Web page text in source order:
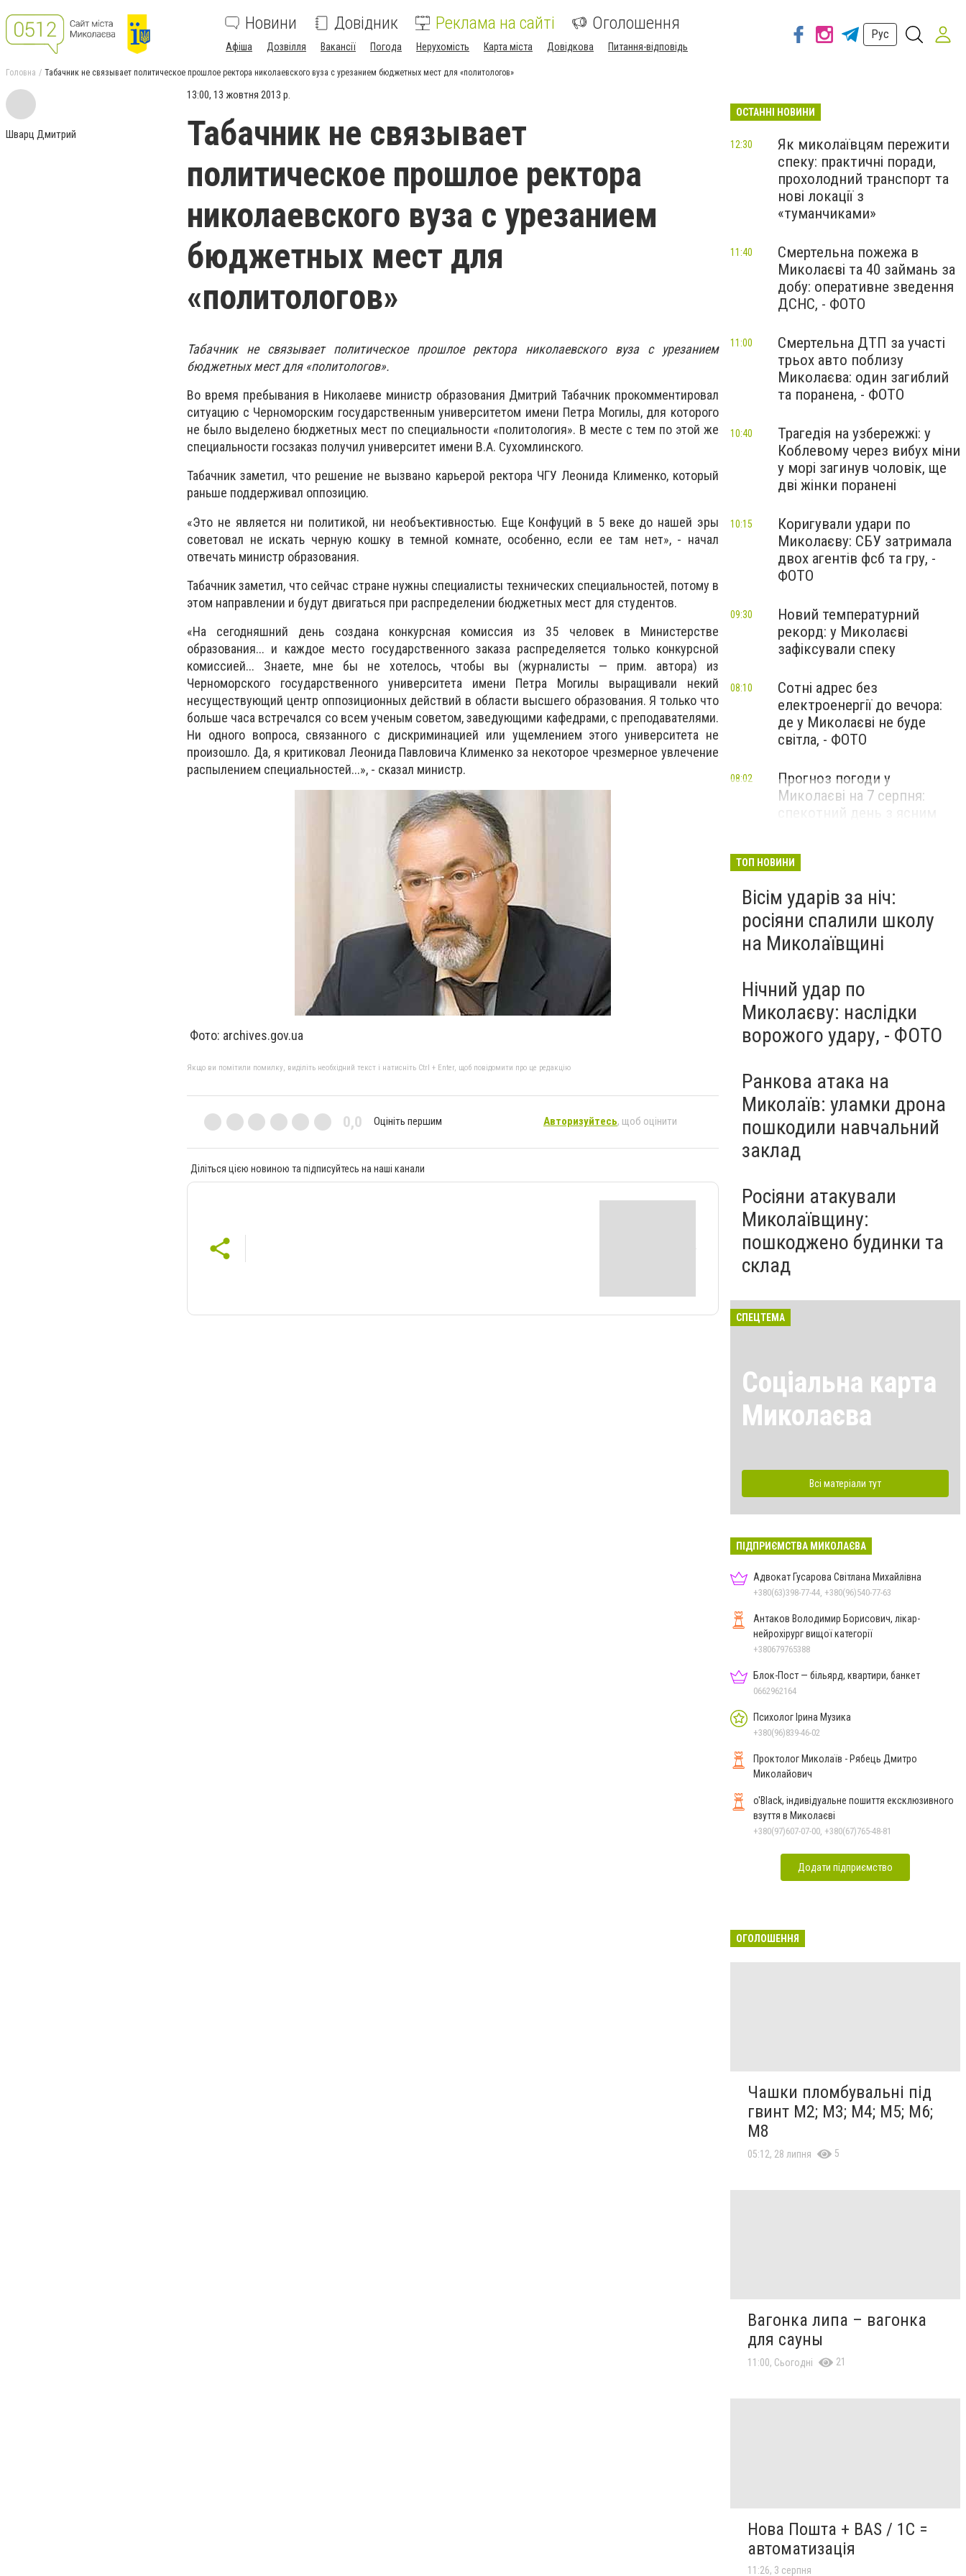
Новини Довідник Реклама на сайті Оголошення
Афіша Дозвілля Вакансії Погода Нерухомість Карта міста Довідкова Питання-відповідь
Рус
Головна Табачник не связывает политическое прошлое ректора николаевского вуза с урезанием бюджетных мест для «политологов»
Шварц Дмитрий
13:00, 13 жовтня 2013 р.
Табачник не связывает
политическое прошлое ректора
николаевского вуза с урезанием
бюджетных мест для
«политологов»
Табачник не связывает политическое прошлое ректора николаевского вуза с урезанием
бюджетных мест для «политологов».
Во время пребывания в Николаеве министр образования Дмитрий Табачник прокомментировал
ситуацию с Черноморским государственным университетом имени Петра Могилы, для которого
не было выделено бюджетных мест по специальности «политология». В месте с тем по этой же
специальности госзаказ получил университет имени В.А. Сухомлинского.
Табачник заметил, что решение не вызвано карьерой ректора ЧГУ Леонида Клименко, который
раньше поддерживал оппозицию.
«Это не является ни политикой, ни необъективностью. Еще Конфуций в 5 веке до нашей эры
советовал не искать черную кошку в темной комнате, особенно, если ее там нет», - начал
отвечать министр образования.
Табачник заметил, что сейчас стране нужны специалисты технических специальностей, потому в
этом направлении и будут двигаться при распределении бюджетных мест для студентов.
«На сегодняшний день создана конкурсная комиссия из 35 человек в Министерстве
образования... и каждое место государственного заказа распределяется только конкурсной
комиссией... Знаете, мне бы не хотелось, чтобы вы (журналисты — прим. автора) из
Черноморского государственного университета имени Петра Могилы выращивали некий
несуществующий центр оппозиционных действий в области высшего образования. Я только что
больше часа встречался со всем ученым советом, заведующими кафедрами, с преподавателями.
Ни одного вопроса, связанного с дискриминацией или ущемлением этого университета не
произошло. Да, я критиковал Леонида Павловича Клименко за некоторое чрезмерное увлечение
распылением специальностей...», - сказал министр.
Фото: archives.gov.ua
Якщо ви помітили помилку, виділіть необхідний текст і натисніть Ctrl + Enter, щоб повідомити про це редакцію
0,0 Оцініть першим Авторизуйтесь, щоб оцінити
Діліться цією новиною та підписуйтесь на наші канали
ОСТАННІ НОВИНИ
Як миколаївцям пережити
спеку: практичні поради,
прохолодний транспорт та
нові локації з
«туманчиками»
12:30
Смертельна пожежа в
Миколаєві та 40 займань за
добу: оперативне зведення
ДСНС, - ФОТО
11:40
Смертельна ДТП за участі
трьох авто поблизу
Миколаєва: один загиблий
та поранена, - ФОТО
11:00
Трагедія на узбережжі: у
Коблевому через вибух міни
у морі загинув чоловік, ще
дві жінки поранені
10:40
Коригували удари по
Миколаєву: СБУ затримала
двох агентів фсб та гру, -
ФОТО
10:15
Новий температурний
рекорд: у Миколаєві
зафіксували спеку
09:30
Сотні адрес без
електроенергії до вечора:
де у Миколаєві не буде
світла, - ФОТО
08:10
Прогноз погоди у
Миколаєві на 7 серпня:
спекотний день з ясним
08:02
ТОП НОВИНИ
Вісім ударів за ніч:
росіяни спалили школу
на Миколаївщині
Нічний удар по
Миколаєву: наслідки
ворожого удару, - ФОТО
Ранкова атака на
Миколаїв: уламки дрона
пошкодили навчальний
заклад
Росіяни атакували
Миколаївщину:
пошкоджено будинки та
склад
СПЕЦТЕМА
Соціальна карта
Миколаєва
Всі матеріали тут
ПІДПРИЄМСТВА МИКОЛАЄВА
Адвокат Гусарова Світлана Михайлівна
+380(63)398-77-44, +380(96)540-77-63
Антаков Володимир Борисович, лікар-
нейрохірург вищої категорії
+380679765388
Блок-Пост — більярд, квартири, банкет
0662962164
Психолог Ірина Музика
+380(96)839-46-02
Проктолог Миколаїв - Рябець Дмитро
Миколайович
o'Black, індивідуальне пошиття ексклюзивного
взуття в Миколаєві
+380(97)607-07-00, +380(67)765-48-81
Додати підприємство
ОГОЛОШЕННЯ
Чашки пломбувальні під
гвинт М2; М3; М4; М5; М6;
М8
05:12, 28 липня 5
Вагонка липа – вагонка
для сауны
11:00, Сьогодні 21
Нова Пошта + BAS / 1C =
автоматизація
11:26, 3 серпня